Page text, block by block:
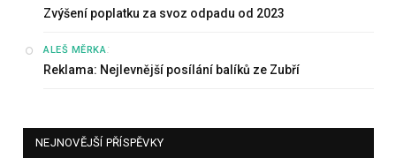
Zvýšení poplatku za svoz odpadu od 2023
ALEŠ MĚRKA:
Reklama: Nejlevnější posílání balíků ze Zubří
NEJNOVĚJŠÍ PŘÍSPĚVKY